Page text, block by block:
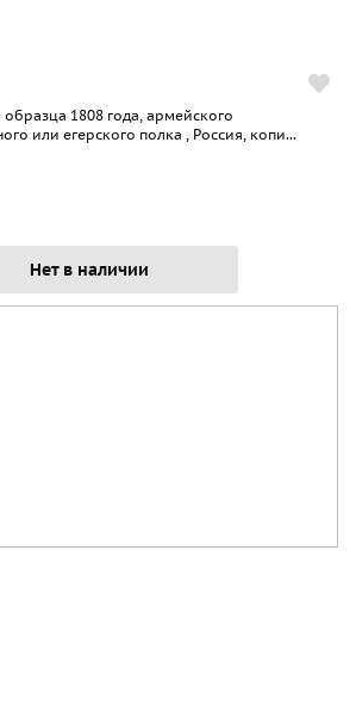
1808 года, армейского
или егерского полка , Россия, копи...
Нет в наличии